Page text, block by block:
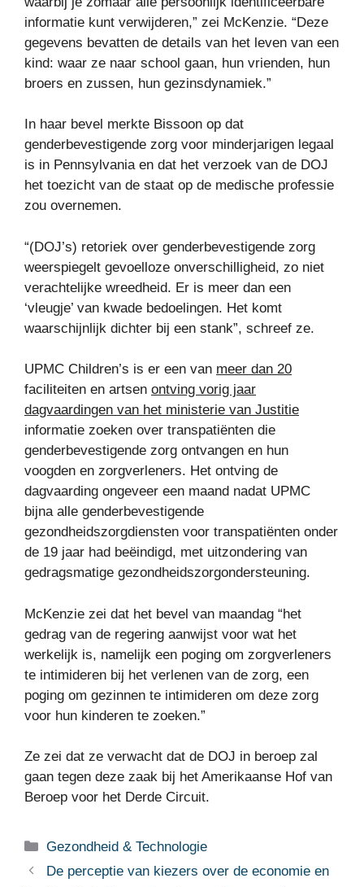
informatie kunt verwijderen,” zei McKenzie. “Deze
gegevens bevatten de details van het leven van een
kind: waar ze naar school gaan, hun vrienden, hun
broers en zussen, hun gezinsdynamiek.”
In haar bevel merkte Bissoon op dat
genderbevestigende zorg voor minderjarigen legaal
is in Pennsylvania en dat het verzoek van de DOJ
het toezicht van de staat op de medische professie
zou overnemen.
“(DOJ’s) retoriek over genderbevestigende zorg
weerspiegelt gevoelloze onverschilligheid, zo niet
verachtelijke wreedheid. Er is meer dan een
‘vleugje’ van kwade bedoelingen. Het komt
waarschijnlijk dichter bij een stank”, schreef ze.
UPMC Children’s is er een van meer dan 20
faciliteiten en artsen ontving vorig jaar
dagvaardingen van het ministerie van Justitie
informatie zoeken over transpatiënten die
genderbevestigende zorg ontvangen en hun
voogden en zorgverleners. Het ontving de
dagvaarding ongeveer een maand nadat UPMC
bijna alle genderbevestigende
gezondheidszorgdiensten voor transpatiënten onder
de 19 jaar had beëindigd, met uitzondering van
gedragsmatige gezondheidszorgondersteuning.
McKenzie zei dat het bevel van maandag “het
gedrag van de regering aanwijst voor wat het
werkelijk is, namelijk een poging om zorgverleners
te intimideren bij het verlenen van de zorg, een
poging om gezinnen te intimideren om deze zorg
voor hun kinderen te zoeken.”
Ze zei dat ze verwacht dat de DOJ in beroep zal
gaan tegen deze zaak bij het Amerikaanse Hof van
Beroep voor het Derde Circuit.
Categorieën
Gezondheid & Technologie
De perceptie van kiezers over de economie en